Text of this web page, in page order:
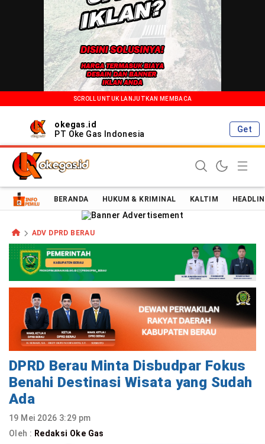
SCROLL UNTUK LANJUTKAN MEMBACA
okegas.id
PT Oke Gas Indonesia
Get
Oke Gas Indonesia | Energi Positif Informasi Terkini!
BERANDA HUKUM & KRIMINAL KALTIM
ADV DPRD BERAU
DPRD Berau Minta Disbudpar Fokus
Benahi Destinasi Wisata yang Sudah
Ada
19 Mei 2026 3:29 pm
Oleh : Redaksi Oke Gas